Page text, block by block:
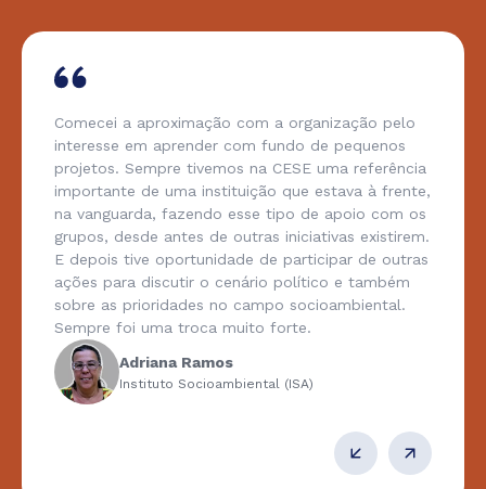
Comecei a aproximação com a organização pelo
interesse em aprender com fundo de pequenos
projetos. Sempre tivemos na CESE uma referência
importante de uma instituição que estava à frente,
na vanguarda, fazendo esse tipo de apoio com os
grupos, desde antes de outras iniciativas existirem.
E depois tive oportunidade de participar de outras
ações para discutir o cenário político e também
sobre as prioridades no campo socioambiental.
Sempre foi uma troca muito forte.
Adriana Ramos
Instituto Socioambiental (ISA)